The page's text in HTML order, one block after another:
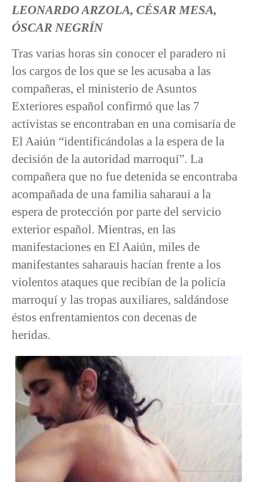
LEONARDO ARZOLA, CÉSAR MESA,
ÓSCAR NEGRÍN
Tras varias horas sin conocer el paradero ni
los cargos de los que se les acusaba a las
compañeras, el ministerio de Asuntos
Exteriores español confirmó que las 7
activistas se encontraban en una comisaría de
El Aaiún “identificándolas a la espera de la
decisión de la autoridad marroquí”. La
compañera que no fue detenida se encontraba
acompañada de una familia saharaui a la
espera de protección por parte del servicio
exterior español. Mientras, en las
manifestaciones en El Aaiún, miles de
manifestantes saharauis hacían frente a los
violentos ataques que recibían de la policía
marroquí y las tropas auxiliares, saldándose
éstos enfrentamientos con decenas de
heridas.